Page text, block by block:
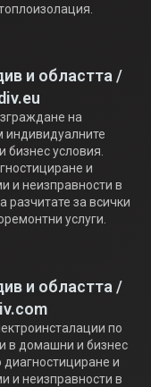
и областта /
на
индивидуалните
условия.
и
и неизправности в
за всички
услуги.
и областта /
по
в домашни и бизнес
и
и неизправности в